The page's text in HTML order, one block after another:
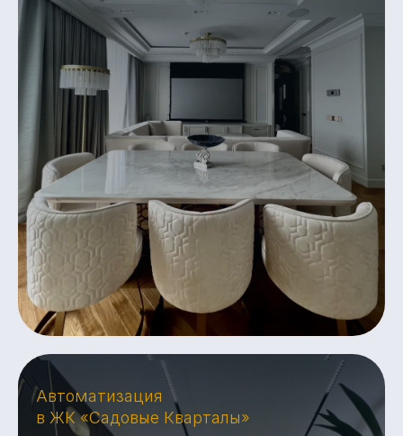
Автоматизация
в ЖК «Садовые Кварталы»